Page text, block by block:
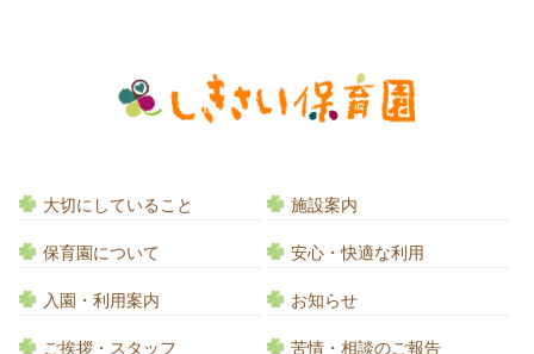
大切にしていること 施設案内
保育園について 安心・快適な利用
入園・利用案内 お知らせ
ご挨拶・スタッフ 苦情・相談のご報告